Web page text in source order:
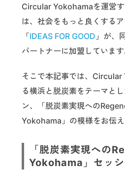
Circular Yokohamaを運営
は、社会をもっと良くする
「IDEAS FOR GOOD 」が、
パートナーに加盟しています
そこで本記事では、
る横浜と脱炭素をテーマと
ン、「脱炭素実現への
Yokohama」の模様をお伝え
「脱炭素実現への
Yokohama」セッ